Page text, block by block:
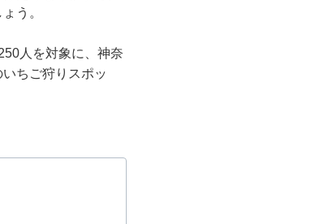
う。
人を対象に、神奈
ちご狩りスポッ